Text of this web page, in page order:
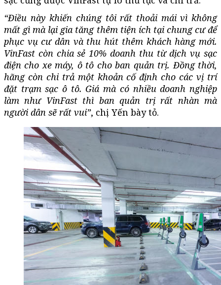
“Điều này khiến chúng tôi rất thoải mái vì không
mất gì mà lại gia tăng thêm tiện ích tại chung cư để
phục vụ cư dân và thu hút thêm khách hàng mới.
VinFast còn chia sẻ 10% doanh thu từ dịch vụ sạc
điện cho xe máy, ô tô cho ban quản trị. Đồng thời,
hãng còn chi trả một khoản cố định cho các vị trí
đặt trạm sạc ô tô. Giá mà có nhiều doanh nghiệp
làm như VinFast thì ban quản trị rất nhàn mà
người dân sẽrất vui”, chị Yến bày tỏ.